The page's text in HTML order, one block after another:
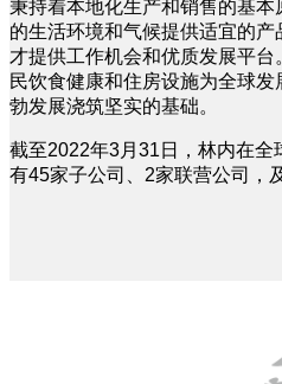
秉持着本地化生产和销售的基
的生活环境和气候提供适宜的产
才提供工作机会和优质发展平台
民饮食健康和住房设施为全球
勃发展浇筑坚实的基础。
截至2022年3月31日，林内在全
有45家子公司、2家联营公司，